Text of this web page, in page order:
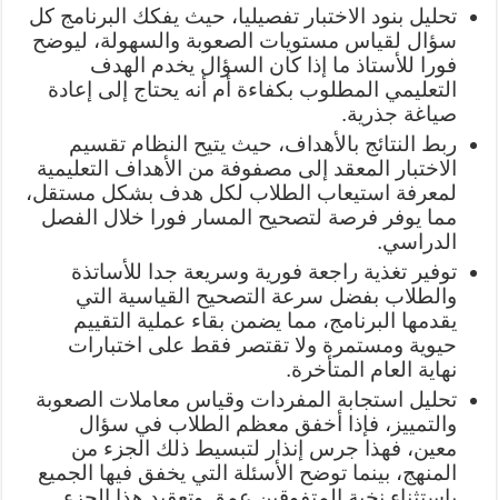
تحليل بنود الاختبار تفصيليا، حيث يفكك البرنامج كل
سؤال لقياس مستويات الصعوبة والسهولة، ليوضح
فورا للأستاذ ما إذا كان السؤال يخدم الهدف
التعليمي المطلوب بكفاءة أم أنه يحتاج إلى إعادة
صياغة جذرية.
ربط النتائج بالأهداف، حيث يتيح النظام تقسيم
الاختبار المعقد إلى مصفوفة من الأهداف التعليمية
لمعرفة استيعاب الطلاب لكل هدف بشكل مستقل،
مما يوفر فرصة لتصحيح المسار فورا خلال الفصل
الدراسي.
توفير تغذية راجعة فورية وسريعة جدا للأساتذة
والطلاب بفضل سرعة التصحيح القياسية التي
يقدمها البرنامج، مما يضمن بقاء عملية التقييم
حيوية ومستمرة ولا تقتصر فقط على اختبارات
نهاية العام المتأخرة.
تحليل استجابة المفردات وقياس معاملات الصعوبة
والتمييز، فإذا أخفق معظم الطلاب في سؤال
معين، فهذا جرس إنذار لتبسيط ذلك الجزء من
المنهج، بينما توضح الأسئلة التي يخفق فيها الجميع